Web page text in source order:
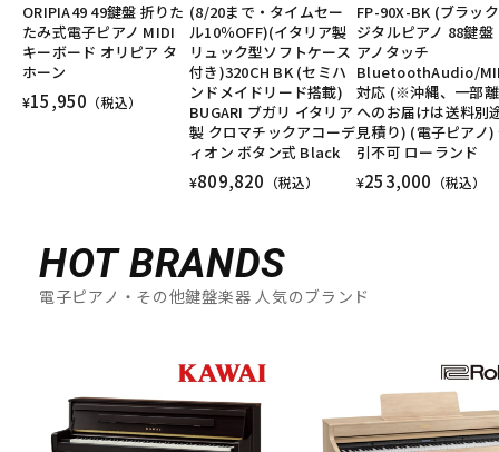
ORIPIA49 49鍵盤 折りた
たみ式電子ピアノ MIDI
キーボード オリピア タ
ホーン
¥15,950 （税込）
(8/20まで・タイムセー
ル10％OFF)(イタリア製
リュック型ソフトケース
付き)320CH BK (セミハ
ンドメイドリード搭載)
BUGARI ブガリ イタリア
製 クロマチックアコーデ
ィオン ボタン式 Black
¥809,820 （税込）
FP-90X-BK (ブラッ
ジタルピアノ 88鍵盤
アノタッチ
BluetoothAudio/
対応 (※沖縄、一部
へのお届けは送料別
見積り) (電子ピアノ)
引不可 ローランド
¥253,000 （税込）
HOT BRANDS
電子ピアノ・その他鍵盤楽器 人気のブランド